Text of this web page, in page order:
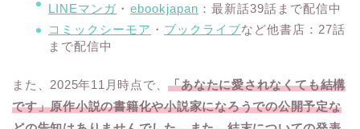
LINEマンガ ・ ebookjapan ：最新話39話まで配信中
コミックシーモア ・ ブックライブなど他書店：27話
まで配信中
また、2025年11月時点で、「あなたに愛されなくても結構
です」原作小説の書籍化や小説家になろうでの公開予定な